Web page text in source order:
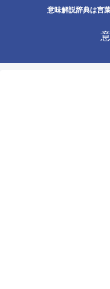
意味解説辞典は言